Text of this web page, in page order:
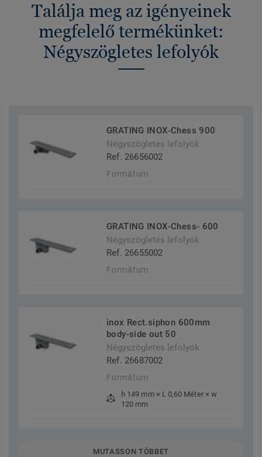
Találja meg az igényeinek
megfelelő termékünket:
Négyszögletes lefolyók
GRATING INOX-Chess 900
Négyszögletes lefolyók
Ref. 26656002
Formátum
GRATING INOX-Chess- 600
Négyszögletes lefolyók
Ref. 26655002
Formátum
inox Rect.siphon 600mm
body-side out 50
Négyszögletes lefolyók
Ref. 26687002
Formátum
h 149 mm × L 0,60 Méter × w
120 mm
MUTASSON TÖBBET